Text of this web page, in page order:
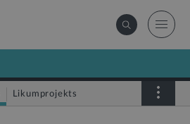
Likumprojekts